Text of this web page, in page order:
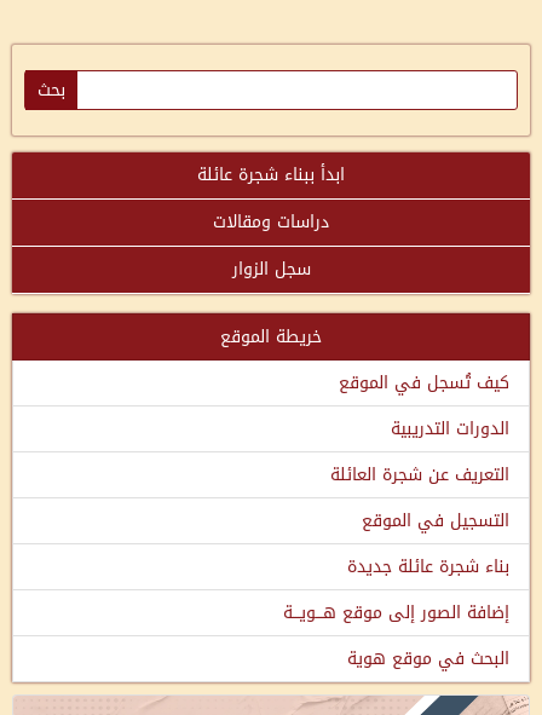
ابدأ ببناء شجرة عائلة
دراسات ومقالات
سجل الزوار
خريطة الموقع
كيف تُسجل في الموقع
الدورات التدريبية
التعريف عن شجرة العائلة
التسجيل في الموقع
بناء شجرة عائلة جديدة
إضافة الصور إلى موقع هـــويـــة
البحث في موقع هوية